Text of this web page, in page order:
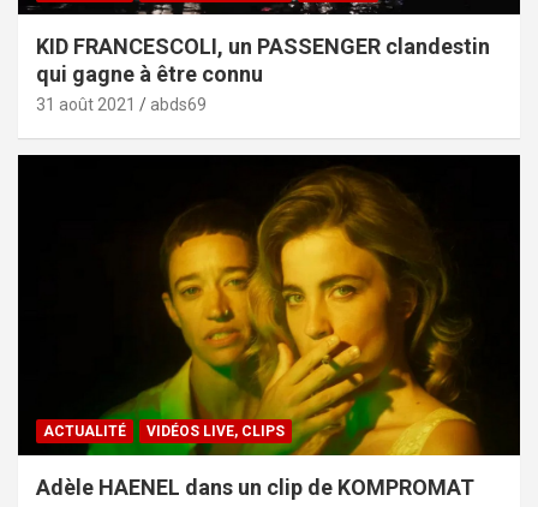
KID FRANCESCOLI, un PASSENGER clandestin
qui gagne à être connu
31 août 2021 abds69
ACTUALITÉ VIDÉOS LIVE, CLIPS
Adèle HAENEL dans un clip de KOMPROMAT